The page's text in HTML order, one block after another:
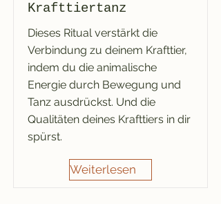
Krafttiertanz
Dieses Ritual verstärkt die
Verbindung zu deinem Krafttier,
indem du die animalische
Energie durch Bewegung und
Tanz ausdrückst. Und die
Qualitäten deines Krafttiers in dir
spürst.
Weiterlesen